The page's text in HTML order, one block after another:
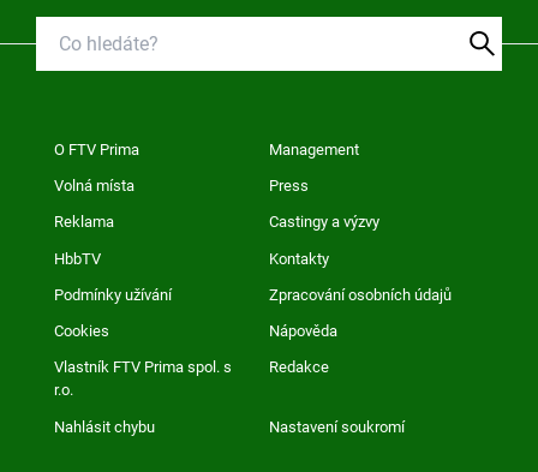
O FTV Prima Management
Volná místa Press
Reklama Castingy a výzvy
HbbTV Kontakty
Podmínky užívání Zpracování osobních údajů
Cookies Nápověda
Vlastník FTV Prima spol. s
r.o.
Redakce
Nahlásit chybu Nastavení soukromí